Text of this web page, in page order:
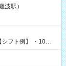
波駅）